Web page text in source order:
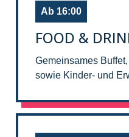
Ab 16:00
FOOD &
Gemeinsames
sowie Kinder- und